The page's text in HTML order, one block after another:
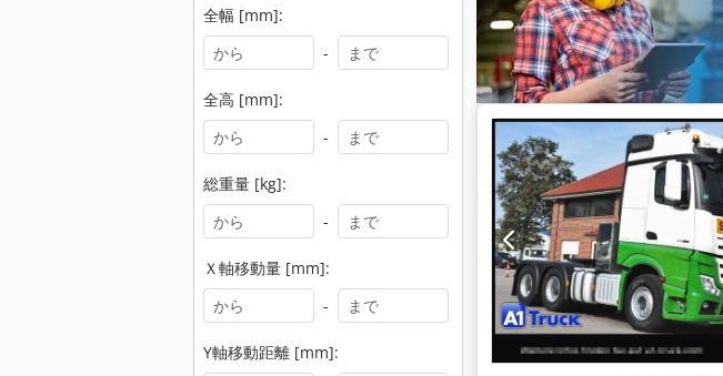
全幅 [mm]:
-
全高 [mm]:
-
総重量 [kg]:
-
Ｘ軸移動量 [mm]:
-
Y軸移動距離 [mm]: